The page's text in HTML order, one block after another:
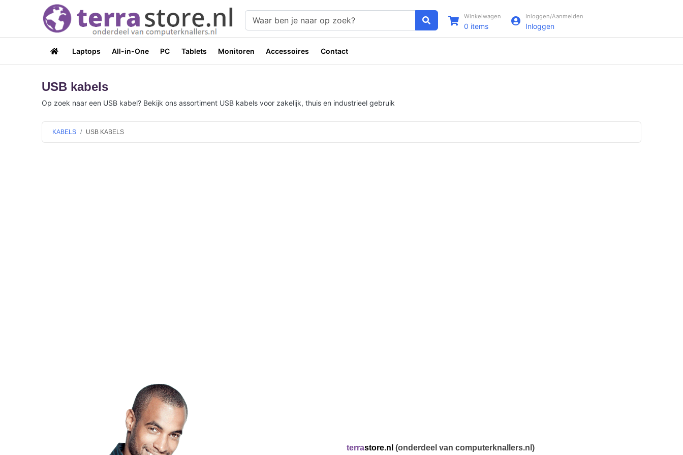
Winkelwagen
0 items
Inloggen/Aanmelden
Inloggen
Laptops All-in-One PC Tablets Monitoren Accessoires Contact
USB kabels
Op zoek naar een USB kabel? Bekijk ons assortiment USB kabels voor zakelijk, thuis en industrieel gebruik
KABELS USB KABELS
terrastore.nl (onderdeel van computerknallers.nl)